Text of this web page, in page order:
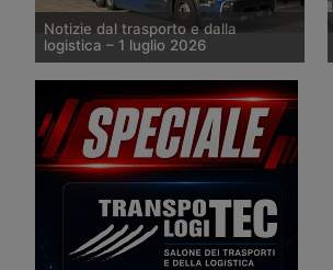
Notizie dal trasporto e dalla
logistica – 1 luglio 2026
Dachser amplia il trasporto elettrico –
Fortidia acquisisce Wing – Logistica
automatica di Amazon in Polonia –
Mercitalia vince la movimentazione
nei porti liguri – Asp Mare Adriatico
Centrale completa Pnrr